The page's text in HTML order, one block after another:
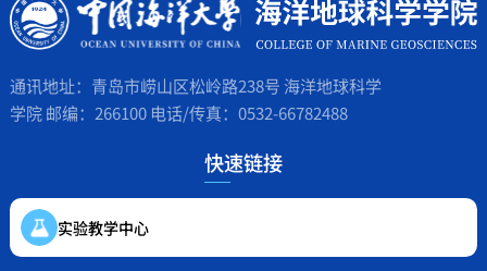
通讯地址：青岛市崂山区松岭路238号 海洋地球科学
学院 邮编：266100 电话/传真：0532-66782488
快速链接
实验教学中心